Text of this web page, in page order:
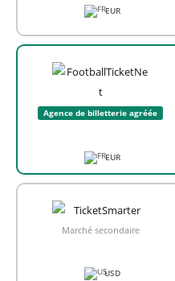
EUR
Agence de billetterie agréée
EUR
Marché secondaire
USD